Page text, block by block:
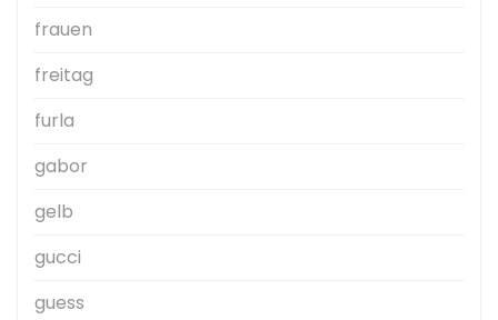
frauen
freitag
furla
gabor
gelb
gucci
guess